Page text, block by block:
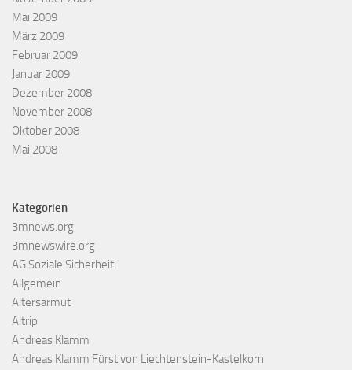
Mai 2009
März 2009
Februar 2009
Januar 2009
Dezember 2008
November 2008
Oktober 2008
Mai 2008
Kategorien
3mnews.org
3mnewswire.org
AG Soziale Sicherheit
Allgemein
Altersarmut
Altrip
Andreas Klamm
Andreas Klamm Fürst von Liechtenstein-Kastelkorn